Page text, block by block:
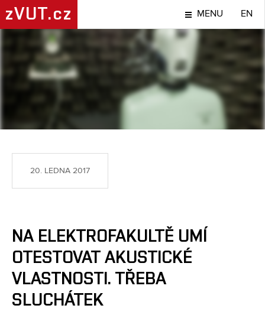
zVUT.cz MENU EN
TÉMA
20. LEDNA 2017
NA ELEKTROFAKULTĚ UMÍ
OTESTOVAT AKUSTICKÉ
VLASTNOSTI. TŘEBA
SLUCHÁTEK